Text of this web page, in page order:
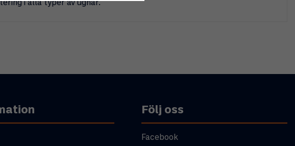
i alla typer av ugnar.
Följ oss
Facebook